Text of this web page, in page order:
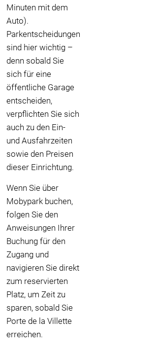
Minuten mit dem
Auto).
Parkentscheidungen
sind hier wichtig –
denn sobald Sie
sich für eine
öffentliche Garage
entscheiden,
verpflichten Sie sich
auch zu den Ein-
und Ausfahrzeiten
sowie den Preisen
dieser Einrichtung.
Wenn Sie über
Mobypark buchen,
folgen Sie den
Anweisungen Ihrer
Buchung für den
Zugang und
navigieren Sie direkt
zum reservierten
Platz, um Zeit zu
sparen, sobald Sie
Porte de la Villette
erreichen.